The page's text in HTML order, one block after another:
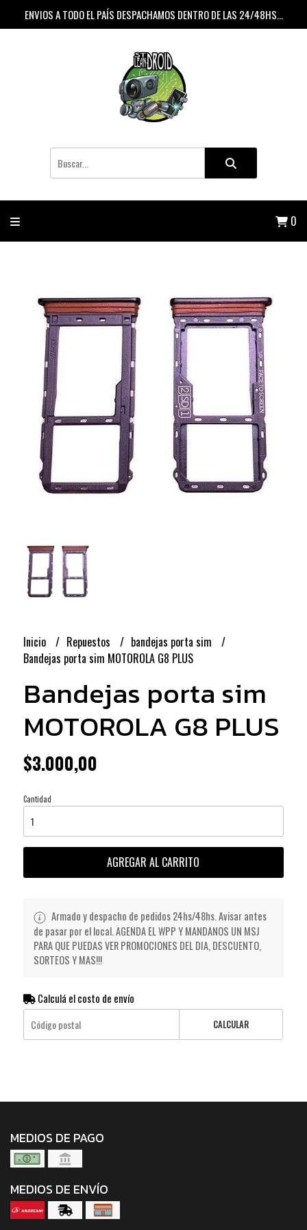
ENVIOS A TODO EL PAÍS DESPACHAMOS DENTRO DE LAS 24/48HS...
0
Inicio Repuestos
bandejas porta sim
Bandejas porta sim MOTOROLA G8 PLUS
Bandejas porta sim
MOTOROLA G8 PLUS
$3.000,00
Cantidad
AGREGAR AL CARRITO
Armado y despacho de pedidos 24hs/48hs. Avisar antes
de pasar por el local. AGENDA EL WPP Y MANDANOS UN MSJ
PARA QUE PUEDAS VER PROMOCIONES DEL DIA, DESCUENTO,
SORTEOS Y MAS!!!
Calculá el costo de envío
CALCULAR
MEDIOS DE PAGO
MEDIOS DE ENVÍO